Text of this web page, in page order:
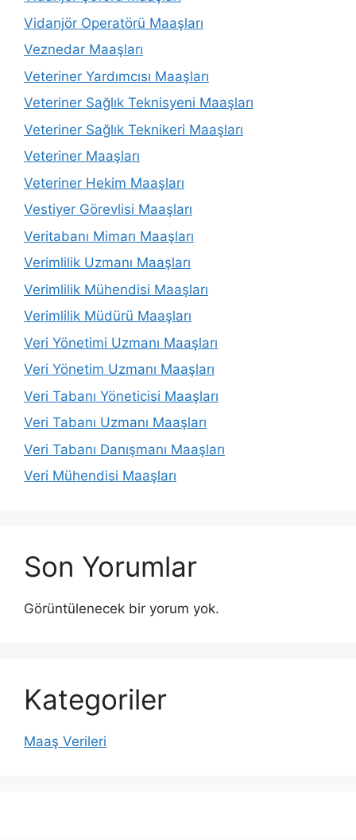
Vidanjör Operatörü Maaşları
Veznedar Maaşları
Veteriner Yardımcısı Maaşları
Veteriner Sağlık Teknisyeni Maaşları
Veteriner Sağlık Teknikeri Maaşları
Veteriner Maaşları
Veteriner Hekim Maaşları
Vestiyer Görevlisi Maaşları
Veritabanı Mimarı Maaşları
Verimlilik Uzmanı Maaşları
Verimlilik Mühendisi Maaşları
Verimlilik Müdürü Maaşları
Veri Yönetimi Uzmanı Maaşları
Veri Yönetim Uzmanı Maaşları
Veri Tabanı Yöneticisi Maaşları
Veri Tabanı Uzmanı Maaşları
Veri Tabanı Danışmanı Maaşları
Veri Mühendisi Maaşları
Son Yorumlar
Görüntülenecek bir yorum yok.
Kategoriler
Maaş Verileri